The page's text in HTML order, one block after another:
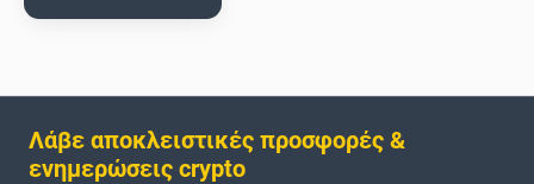
Λάβε αποκλειστικές προσφορές &
ενημερώσεις crypto